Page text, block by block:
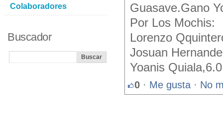
Guasave.Gano
Por Los Mochis:
Lorenzo
Josuan
Yoanis
0 · Me gusta · No
Colaboradores
Buscador